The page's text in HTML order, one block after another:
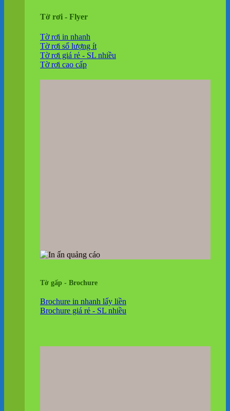
Tờ rơi - Flyer
Tờ rơi in nhanh
Tờ rơi số lượng ít
Tờ rơi giá rẻ - SL nhiều
Tờ rơi cao cấp
Tờ gấp - Brochure
Brochure in nhanh lấy liền
Brochure giá rẻ - SL nhiều